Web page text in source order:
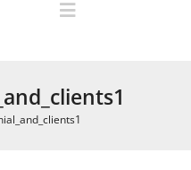
Toggle